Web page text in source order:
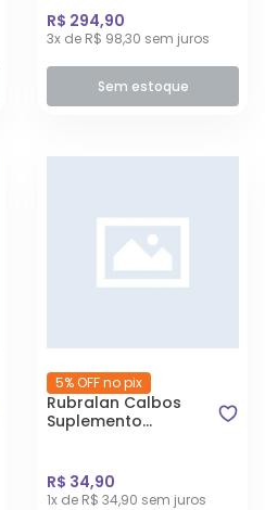
R$ 294,90
3x de R$ 98,30 sem juros
Sem estoque
5% OFF no pix
Rubralan Calbos
Suplemento
R$ 34,90
1x de R$ 34,90 sem juros